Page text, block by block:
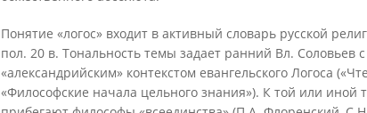
Понятие «логос» входит в активный словарь русской
пол. 20 в. Тональность темы задает ранний Вл. Соловьев
«александрийским» контекстом евангельского Логоса
«Философские начала цельного знания»). К той или иной